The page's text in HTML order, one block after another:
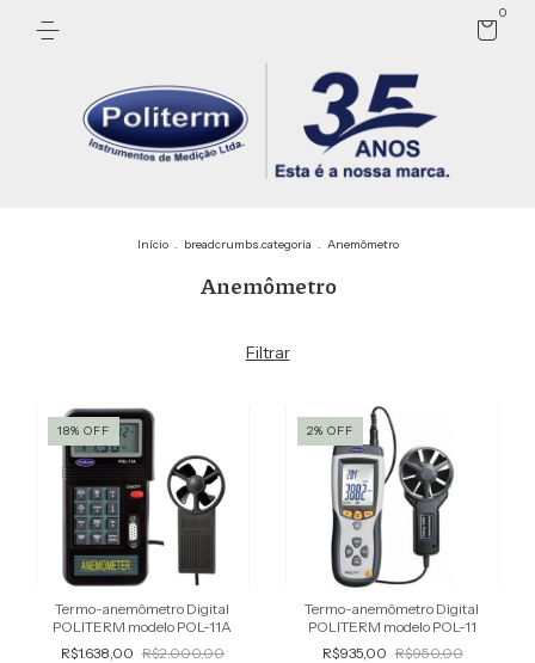
0
Início . breadcrumbs.categoria . Anemômetro
Anemômetro
Filtrar
18% OFF
Termo-anemômetro Digital
POLITERM modelo POL-11A
R$1.638,00 R$2.000,00
2% OFF
Termo-anemômetro Digital
POLITERM modelo POL-11
R$935,00 R$950,00